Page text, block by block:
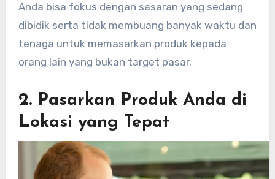
Anda bisa fokus dengan sasaran yang sedang
dibidik serta tidak membuang banyak waktu dan
tenaga untuk memasarkan produk kepada
orang lain yang bukan target pasar.
2. Pasarkan Produk Anda di
Lokasi yang Tepat